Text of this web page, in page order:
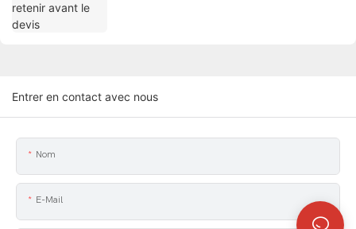
Entrer en contact avec nous
Nom
E-Mail